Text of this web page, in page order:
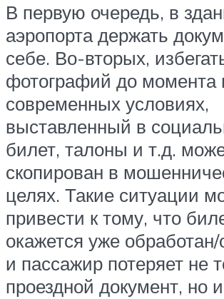
В первую очередь, в
аэропорта держать
себе. Во-вторых,
фотографий до момента
современных условиях,
выставленный в
билет, талоны и т.д.
скопирован в
целях. Такие ситуации
привести к тому, что
окажется уже
и пассажир потеряет не
проездной документ, но